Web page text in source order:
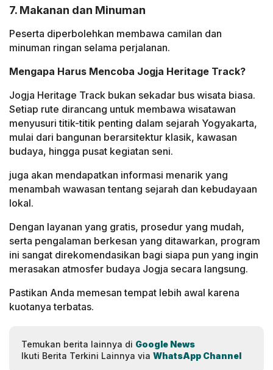
7. Makanan dan Minuman
Peserta diperbolehkan membawa camilan dan
minuman ringan selama perjalanan.
Mengapa Harus Mencoba Jogja Heritage Track?
Jogja Heritage Track bukan sekadar bus wisata biasa.
Setiap rute dirancang untuk membawa wisatawan
menyusuri titik-titik penting dalam sejarah Yogyakarta,
mulai dari bangunan berarsitektur klasik, kawasan
budaya, hingga pusat kegiatan seni.
juga akan mendapatkan informasi menarik yang
menambah wawasan tentang sejarah dan kebudayaan
lokal.
Dengan layanan yang gratis, prosedur yang mudah,
serta pengalaman berkesan yang ditawarkan, program
ini sangat direkomendasikan bagi siapa pun yang ingin
merasakan atmosfer budaya Jogja secara langsung.
Pastikan Anda memesan tempat lebih awal karena
kuotanya terbatas.
Temukan berita lainnya di Google News
Ikuti Berita Terkini Lainnya via WhatsApp Channel